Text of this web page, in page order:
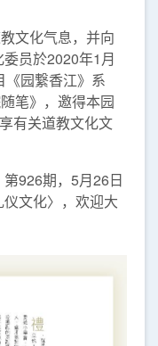
文化气息，并向
员於2020年1月
《园繋香江》系
笔》，邀得本园
有关道教文化文
926期，5月26日
文化〉，欢迎大